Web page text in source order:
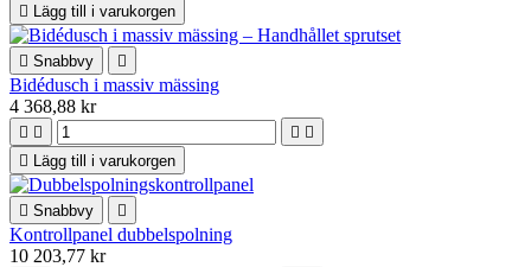
 Lägg till i varukorgen
 Snabbvy 
Bidédusch i massiv mässing
4 368,88 kr
   
 Lägg till i varukorgen
 Snabbvy 
Kontrollpanel dubbelspolning
10 203,77 kr